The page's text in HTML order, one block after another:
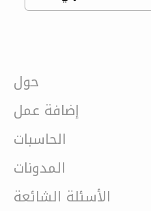
حول
إضافة عمل
الحاسبات
المدونات
الأسئلة الشائعة